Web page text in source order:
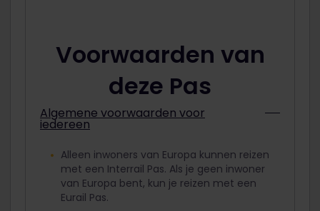
Voorwaarden van
deze Pas
Algemene voorwaarden voor
iedereen
Alleen inwoners van Europa kunnen reizen
met een Interrail Pas. Als je geen inwoner
van Europa bent, kun je reizen met een
Eurail Pas.